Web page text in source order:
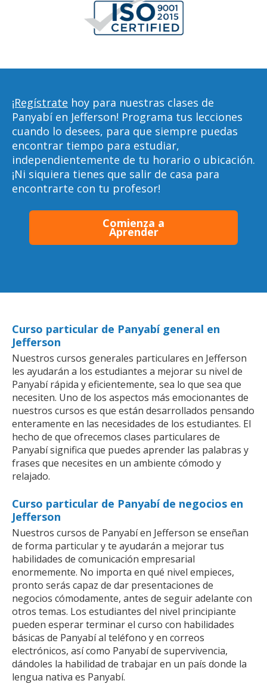
¡Regístrate hoy para nuestras clases de
Panyabí en Jefferson! Programa tus lecciones
cuando lo desees, para que siempre puedas
encontrar tiempo para estudiar,
independientemente de tu horario o ubicación.
¡Ni siquiera tienes que salir de casa para
encontrarte con tu profesor!
Comienza a
Aprender
Curso particular de Panyabí general en
Jefferson
Nuestros cursos generales particulares en Jefferson
les ayudarán a los estudiantes a mejorar su nivel de
Panyabí rápida y eficientemente, sea lo que sea que
necesiten. Uno de los aspectos más emocionantes de
nuestros cursos es que están desarrollados pensando
enteramente en las necesidades de los estudiantes. El
hecho de que ofrecemos clases particulares de
Panyabí significa que puedes aprender las palabras y
frases que necesites en un ambiente cómodo y
relajado.
Curso particular de Panyabí de negocios en
Jefferson
Nuestros cursos de Panyabí en Jefferson se enseñan
de forma particular y te ayudarán a mejorar tus
habilidades de comunicación empresarial
enormemente. No importa en qué nivel empieces,
pronto serás capaz de dar presentaciones de
negocios cómodamente, antes de seguir adelante con
otros temas. Los estudiantes del nivel principiante
pueden esperar terminar el curso con habilidades
básicas de Panyabí al teléfono y en correos
electrónicos, así como Panyabí de supervivencia,
dándoles la habilidad de trabajar en un país donde la
lengua nativa es Panyabí.